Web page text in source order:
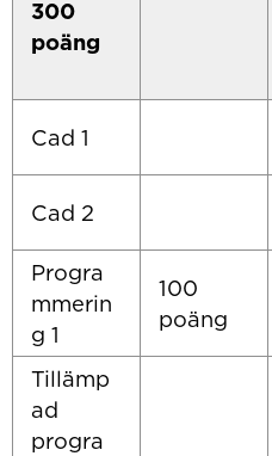
300
poäng
Cad 1
Cad 2
Progra
mmerin
g 1
100
poäng
Tillämp
ad
progra